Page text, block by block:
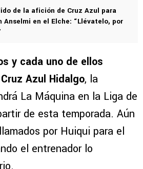
club.
de la afición de Cruz Azul para
Anselmi en el Elche: “Llévatelo, por
y cada uno de ellos
Azul Hidalgo, la
La Máquina en la Liga de
de esta temporada. Aún